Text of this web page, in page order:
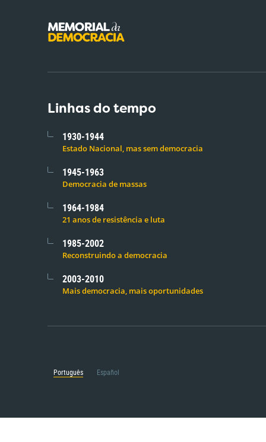
Linhas do tempo
1930-1944
Estado Nacional, mas sem democracia
1945-1963
Democracia de massas
1964-1984
21 anos de resistência e luta
1985-2002
Reconstruindo a democracia
2003-2010
Mais democracia, mais oportunidades
Português Español